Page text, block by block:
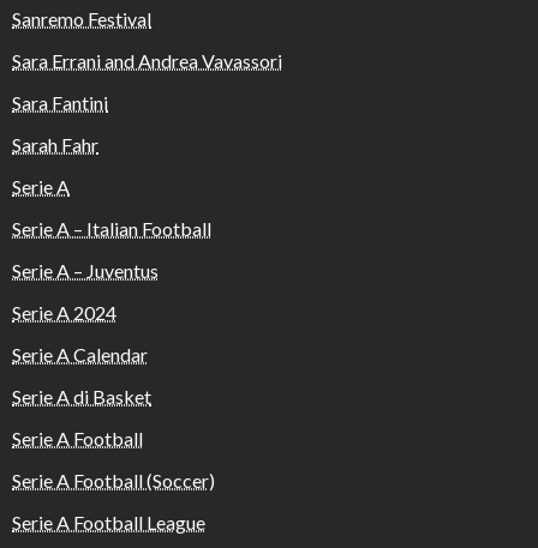
Sanremo Festival
Sara Errani and Andrea Vavassori
Sara Fantini
Sarah Fahr
Serie A
Serie A – Italian Football
Serie A – Juventus
Serie A 2024
Serie A Calendar
Serie A di Basket
Serie A Football
Serie A Football (Soccer)
Serie A Football League